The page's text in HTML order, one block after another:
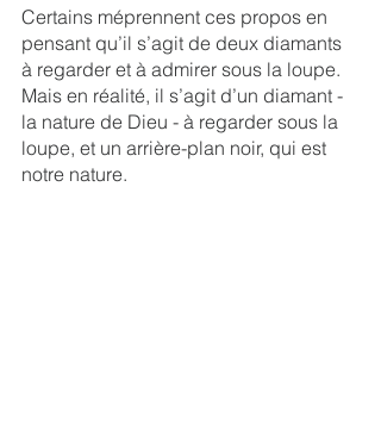
Certains méprennent ces propos en
pensant qu’il s’agit de deux diamants
à regarder et à admirer sous la loupe.
Mais en réalité, il s’agit d’un diamant -
la nature de Dieu - à regarder sous la
loupe, et un arrière-plan noir, qui est
notre nature.